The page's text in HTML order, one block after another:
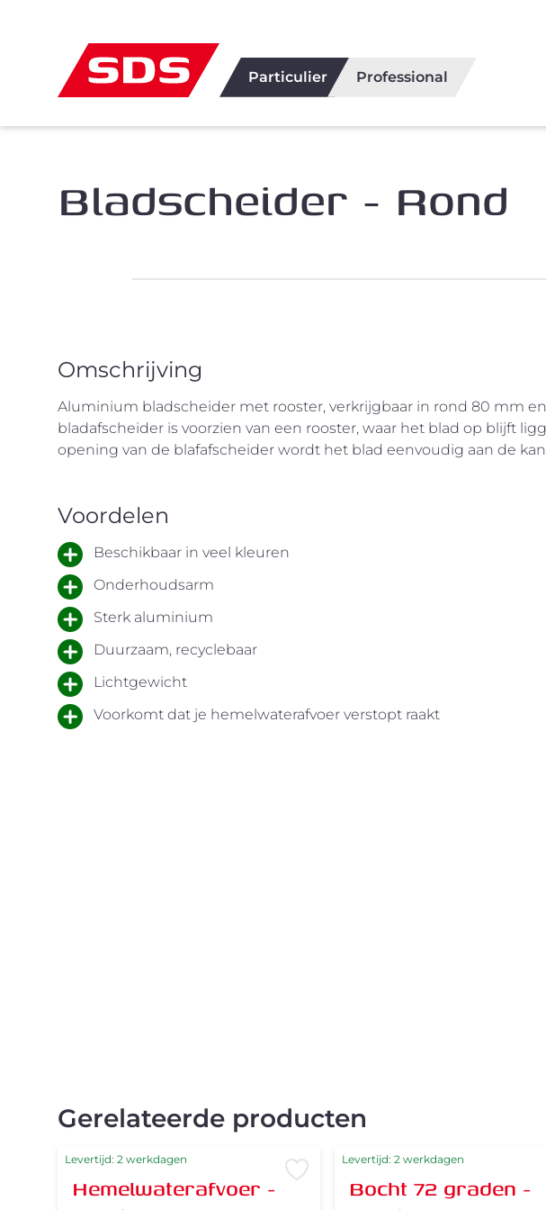
Particulier Professional
Bladscheider - Rond
Omschrijving
Aluminium bladscheider met rooster, verkrijgbaar in rond 80 mm
bladafscheider is voorzien van een rooster, waar het blad op blijft
opening van de blafafscheider wordt het blad eenvoudig aan de
Voordelen
Beschikbaar in veel kleuren
Onderhoudsarm
Sterk aluminium
Duurzaam, recyclebaar
Lichtgewicht
Voorkomt dat je hemelwaterafvoer verstopt raakt
Gerelateerde producten
Levertijd: 2 werkdagen Voeg toe aan verlanglijst
Hemelwaterafvoer -
Levertijd: 2 werkdagen
Bocht 72 graden -